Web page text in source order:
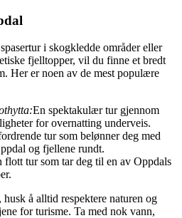
i skogkledde områder eller
fjelltopper, vil du finne et bredt
Her er noen av de mest populære
En spektakulær tur gjennom
for overnatting underveis.
tur som belønner deg med
og fjellene rundt.
flott tur som tar deg til en av Oppdals
å alltid respektere naturen og
for turisme. Ta med nok vann,